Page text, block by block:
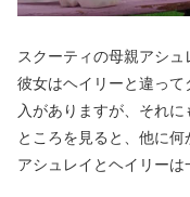
スクーティの母親アシュ
彼女はヘイリーと違っ
入がありますが、それ
ところを見ると、他に何
アシュレイとヘイリーは